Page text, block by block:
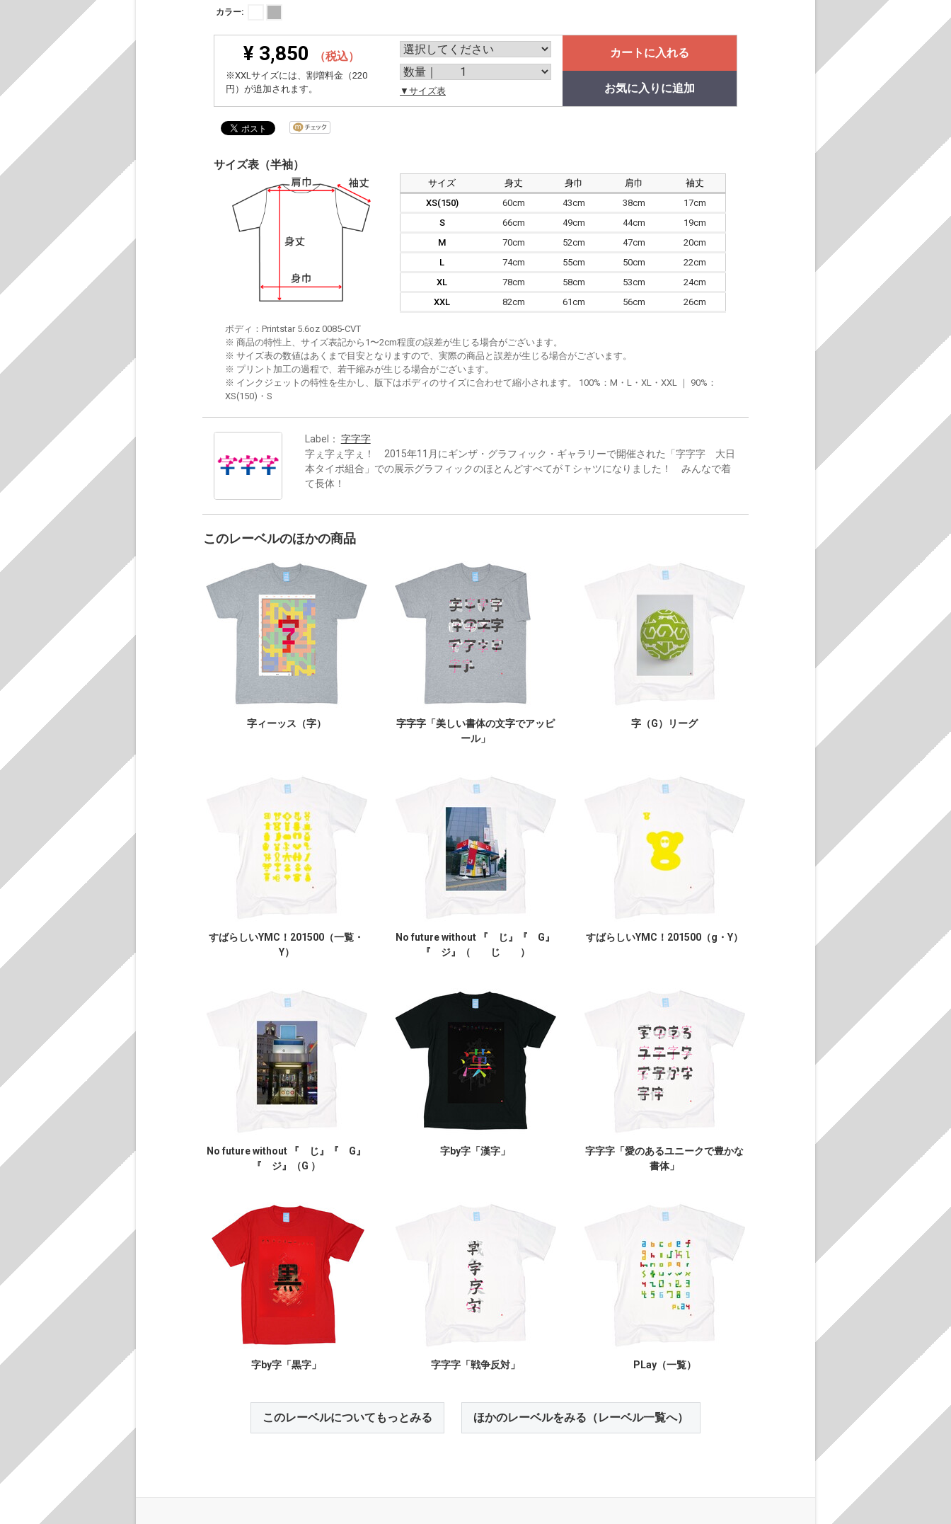
カラー:
¥ 3,850 （税込）
※XXLサイズには、割増料金（220
円）が追加されます。
▼サイズ表
カートに入れる
お気に入りに追加
サイズ表（半袖）
サイズ 身丈 身巾 肩巾
袖丈
XS(150)
60cm 43cm 38cm
17cm
S
66cm 49cm 44cm
19cm
M
70cm 52cm 47cm
20cm
L
74cm 55cm 50cm
22cm
XL
78cm 58cm 53cm
24cm
XXL
82cm 61cm 56cm 26cm
ボディ：Printstar 5.6oz 0085-CVT
※ 商品の特性上、サイズ表記から1〜2cm程度の誤差が生じる場合がございます。
※ サイズ表の数値はあくまで目安となりますので、実際の商品と誤差が生じる場合がございます。
※ プリント加工の過程で、若干縮みが生じる場合がございます。
※ インクジェットの特性を生かし、版下はボディのサイズに合わせて縮小されます。 100%：M・L・XL・XXL ｜ 90%：
XS(150)・S
Label： 字字字
字ぇ字ぇ字ぇ！ 2015年11月にギンザ・グラフィック・ギャラリーで開催された「字字字 大日
本タイポ組合」での展示グラフィックのほとんどすべてがＴシャツになりました！ みんなで着
て長体！
このレーベルのほかの商品
字ィーッス（字）
字字字「美しい書体の文字でアッピ
ール」
字（G）リーグ
すばらしいYMC！201500（一覧・
Y）
No future without 『 じ』『 G』
『 ジ』（ じ ）
すばらしいYMC！201500（g・Y）
No future without 『 じ』『 G』
『 ジ』（G ）
字by字「漢字」
字字字「愛のあるユニークで豊かな
書体」
字by字「黒字」 字字字「戦争反対」 PLay（一覧）
このレーベルについてもっとみる ほかのレーベルをみる（レーベル一覧へ）